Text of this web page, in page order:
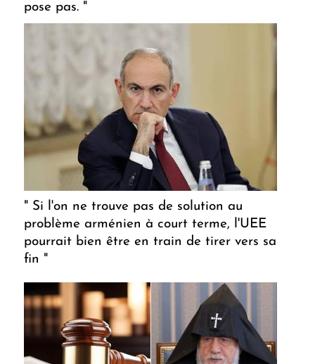
pose pas. "
" Si l'on ne trouve pas de solution au
problème arménien à court terme, l'UEE
pourrait bien être en train de tirer vers sa
fin "